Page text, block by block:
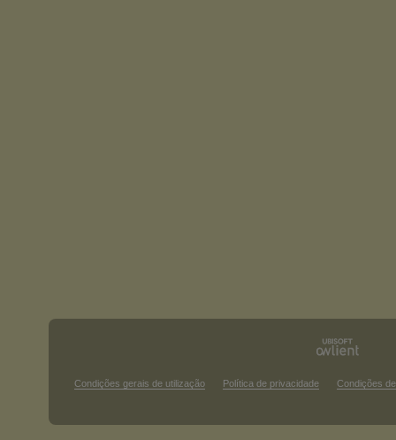
Condições gerais de utilização Política de privacidade Condições